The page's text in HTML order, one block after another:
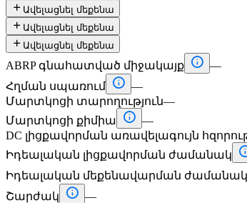
 Ավելացնել մեքենա
 Ավելացնել մեքենա
 Ավելացնել մեքենա
ABRP գնահատված միջակայք  —
Հղման սպառում  —
Մարտկոցի տարողություն—
Մարտկոցի քիմիա
 —
DC լիցքավորման առավելագույն
Իդեալական լիցքավորման ժամանակ
Իդեալական մեքենավարման ժամանակ
Շարժակ
 —